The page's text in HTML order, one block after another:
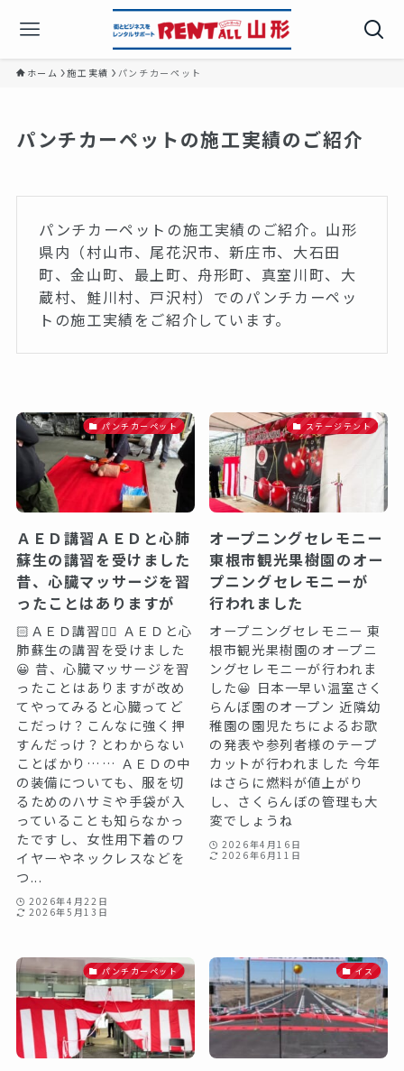
ホーム 施工実績 パンチカーペット
パンチカーペットの施工実績のご紹介
パンチカーペットの施工実績のご紹介。山形
県内（村山市、尾花沢市、新庄市、大石田
町、金山町、最上町、舟形町、真室川町、大
蔵村、鮭川村、戸沢村）でのパンチカーペッ
トの施工実績をご紹介しています。
パンチカーペット
ＡＥＤ講習ＡＥＤと心肺
蘇生の講習を受けました
昔、心臓マッサージを習
ったことはありますが
🏻ＡＥＤ講習会🏻 ＡＥＤと心
肺蘇生の講習を受けました
😀 昔、心臓マッサージを習
ったことはありますが改め
てやってみると心臓ってど
こだっけ？こんなに強く押
すんだっけ？とわからない
ことばかり…… ＡＥＤの中
の装備についても、服を切
るためのハサミや手袋が入
っていることも知らなかっ
たですし、女性用下着のワ
イヤーやネックレスなどを
つ...
2026年4月22日
2026年5月13日
ステージテント
オープニングセレモニー
東根市観光果樹園のオー
プニングセレモニーが
行われました
オープニングセレモニー 東
根市観光果樹園のオープニ
ングセレモニーが行われま
した😀 日本一早い温室さく
らんぼ園のオープン 近隣幼
稚園の園児たちによるお歌
の発表や参列者様のテープ
カットが行われました 今年
はさらに燃料が値上がり
し、さくらんぼの管理も大
変でしょうね
2026年4月16日
2026年6月11日
パンチカーペット イス